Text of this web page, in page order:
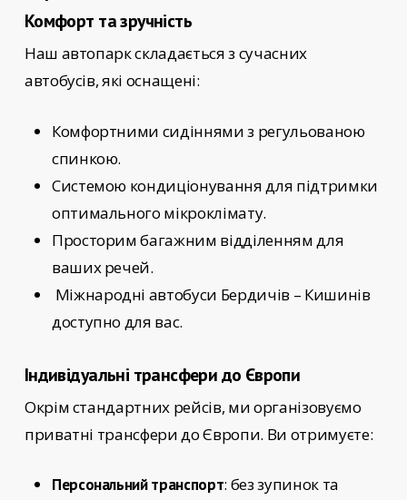
Комфорт та зручність
Наш автопарк складається з сучасних
автобусів, які оснащені:
Комфортними сидіннями з регульованою
спинкою.
Системою кондиціонування для підтримки
оптимального мікроклімату.
Просторим багажним відділенням для
ваших речей.
Міжнародні автобуси Бердичів – Кишинів
доступно для вас.
Індивідуальні трансфери до Європи
Окрім стандартних рейсів, ми організовуємо
приватні трансфери до Європи. Ви отримуєте:
Персональний транспорт: без зупинок та